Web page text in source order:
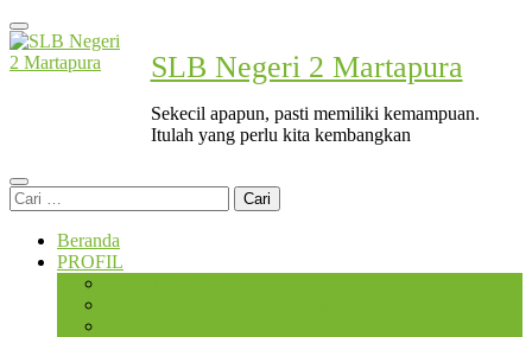
Lompat
ke
konten
SLB Negeri 2 Martapura
Sekecil apapun, pasti memiliki kemampuan.
Itulah yang perlu kita kembangkan
Cari
untuk:
Beranda
PROFIL